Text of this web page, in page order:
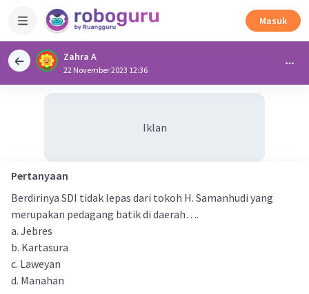
Masuk
Zahra A
22 November 2023 12:36
Iklan
Pertanyaan
Berdirinya SDI tidak lepas dari tokoh H. Samanhudi yang
merupakan pedagang batik di daerah….
a. Jebres
b. Kartasura
c. Laweyan
d. Manahan